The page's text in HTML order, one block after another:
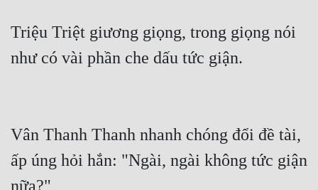
Triệu Triệt giương giọng, trong giọng nói
như có vài phần che dấu tức giận.
Vân Thanh Thanh nhanh chóng đổi đề tài,
ấp úng hỏi hắn: "Ngài, ngài không tức giận
nữa?"